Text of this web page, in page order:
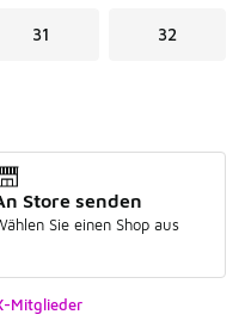
31 32
Store senden
Sie einen Shop aus
Mitglieder